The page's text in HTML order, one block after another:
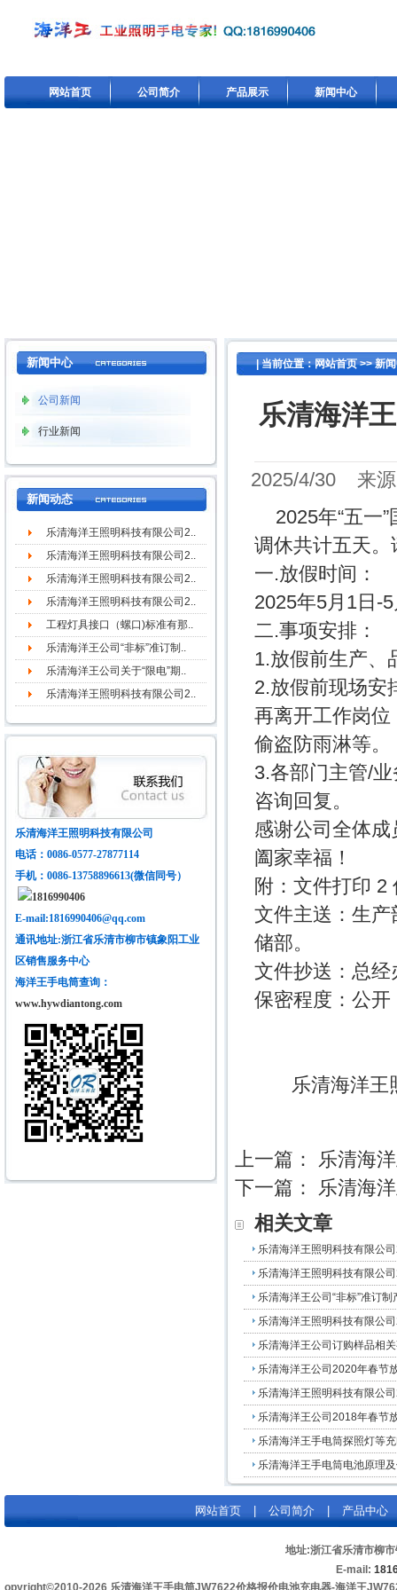
网站首页 公司简介 产品展示 新闻中心
新闻中心
公司新闻
行业新闻
新闻动态
乐清海洋王照明科技有限公司2..
乐清海洋王照明科技有限公司2..
乐清海洋王照明科技有限公司2..
乐清海洋王照明科技有限公司2..
工程灯具接口（螺口)标准有那..
乐清海洋王公司“非标”准订制..
乐清海洋王公司关于“限电”期..
乐清海洋王照明科技有限公司2..
乐清海洋王照明科技有限公司
电话：0086-0577-27877114
手机：0086-13758896613(微信同号）
1816990406
E-mail:1816990406@qq.com
通讯地址:浙江省乐清市柳市镇象阳工业
区销售服务中心
海洋王手电筒查询：
www.hywdiantong.com
| 当前位置：网站首页>>新
乐清海洋
2025/4/30 来源
2025年“五一”
调休共计五天
一.放假时间：
2025年5月1日-
二.事项安排：
1.放假前生产、
2.放假前现场安
再离开工作岗
偷盗防雨淋等。
3.各部门主管/
咨询回复。
感谢公司全体成
阖家幸福！
附：文件打印 2
文件主送：生
储部。
文件抄送：总经
保密程度：公开
乐清海洋王
上一篇： 乐清海
下一篇： 乐清海
相关文章
乐清海洋王照明科技有限公
乐清海洋王照明科技有限公
乐清海洋王公司“非标”准订
乐清海洋王照明科技有限公
乐清海洋王公司订购样品相
乐清海洋王公司2020年春节
乐清海洋王照明科技有限公
乐清海洋王公司2018年春节
乐清海洋王手电筒探照灯等
乐清海洋王手电筒电池原理
网站首页 公司简介 产品中心
地址:浙江省乐清市柳
E-mail:
opyright©2010-2026 乐清海洋王手电筒JW7622价格报价电池充电器-海洋王